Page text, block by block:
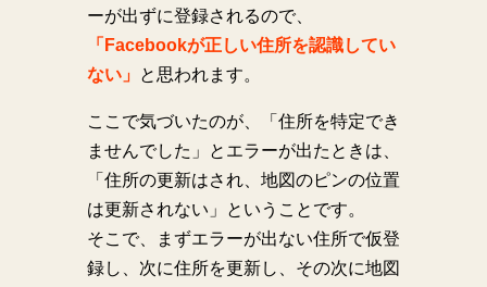
ーが出ずに登録されるので、
「Facebookが正しい住所を認識してい
ない」 と思われます。
ここで気づいたのが、「住所を特定でき
ませんでした」とエラーが出たときは、
「住所の更新はされ、地図のピンの位置
は更新されない」ということです。
そこで、まずエラーが出ない住所で仮登
録し、次に住所を更新し、その次に地図